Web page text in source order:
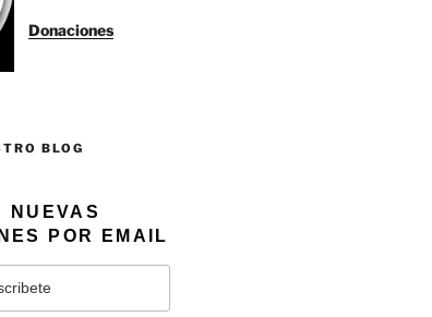
Donaciones
BLOG
NUEVAS
POR EMAIL